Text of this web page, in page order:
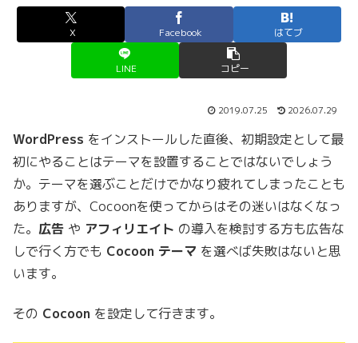
X Facebook はてブ
LINE コピー
2019.07.25 2026.07.29
WordPress をインストールした直後、初期設定として最
初にやることはテーマを設置することではないでしょう
か。テーマを選ぶことだけでかなり疲れてしまったことも
ありますが、Cocoonを使ってからはその迷いはなくなっ
た。 広告 や アフィリエイト の導入を検討する方も広告な
しで行く方でも Cocoon テーマ を選べば失敗はないと思
います。
その Cocoon を設定して行きます。